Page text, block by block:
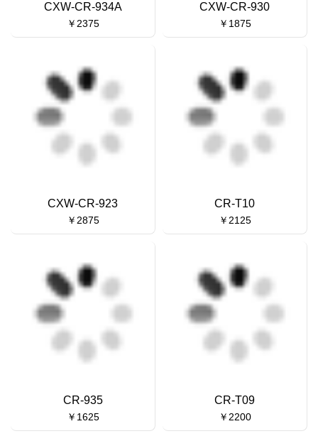
CXW-CR-934A
￥2375
CXW-CR-930
￥1875
CXW-CR-923
￥2875
CR-T10
￥2125
CR-935
￥1625
CR-T09
￥2200